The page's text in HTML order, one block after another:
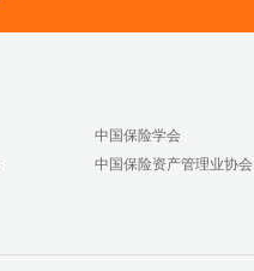
中国保险学会
中国保险资产管理业协会